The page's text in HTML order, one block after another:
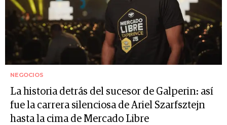
NEGOCIOS
La historia detrás del sucesor de Galperin: así
fue la carrera silenciosa de Ariel Szarfsztejn
hasta la cima de Mercado Libre